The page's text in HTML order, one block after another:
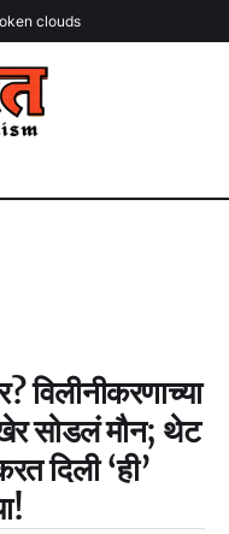
clouds
विलीनीकरणाच्या
सोडलं मौन; थेट
दिली ‘ही’